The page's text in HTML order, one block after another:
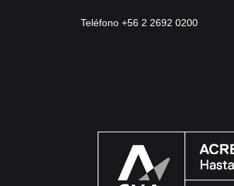
Teléfono +56 2 2692 0200